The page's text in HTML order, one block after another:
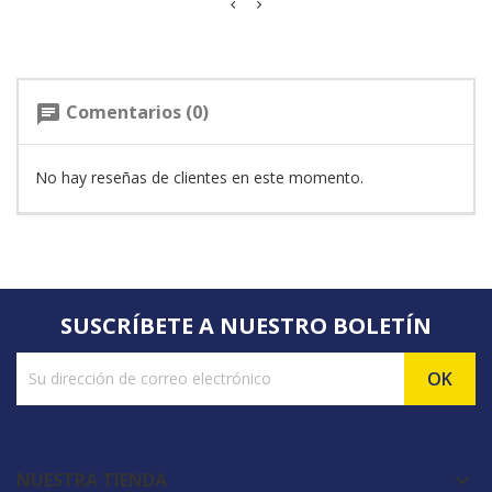
chat Comentarios (0)
No hay reseñas de clientes en este momento.
SUSCRÍBETE A NUESTRO BOLETÍN
NUESTRA TIENDA 